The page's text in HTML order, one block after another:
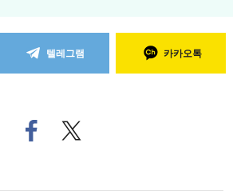
텔레그램 카카오톡
페
이
트위
터로